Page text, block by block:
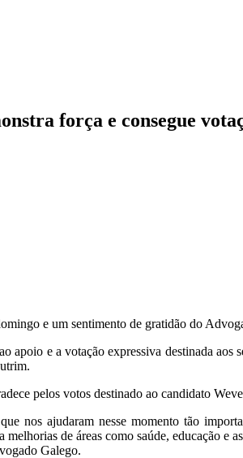
força e consegue
e um sentimento de gratidão do
apoio e a votação expressiva destinada
pelos votos destinado ao candidato
nos ajudaram nesse momento tão
melhorias de áreas como saúde, educação
Galego.